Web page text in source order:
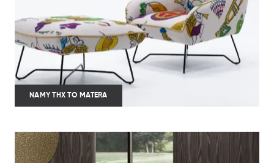
NAMY THX TO MATERA